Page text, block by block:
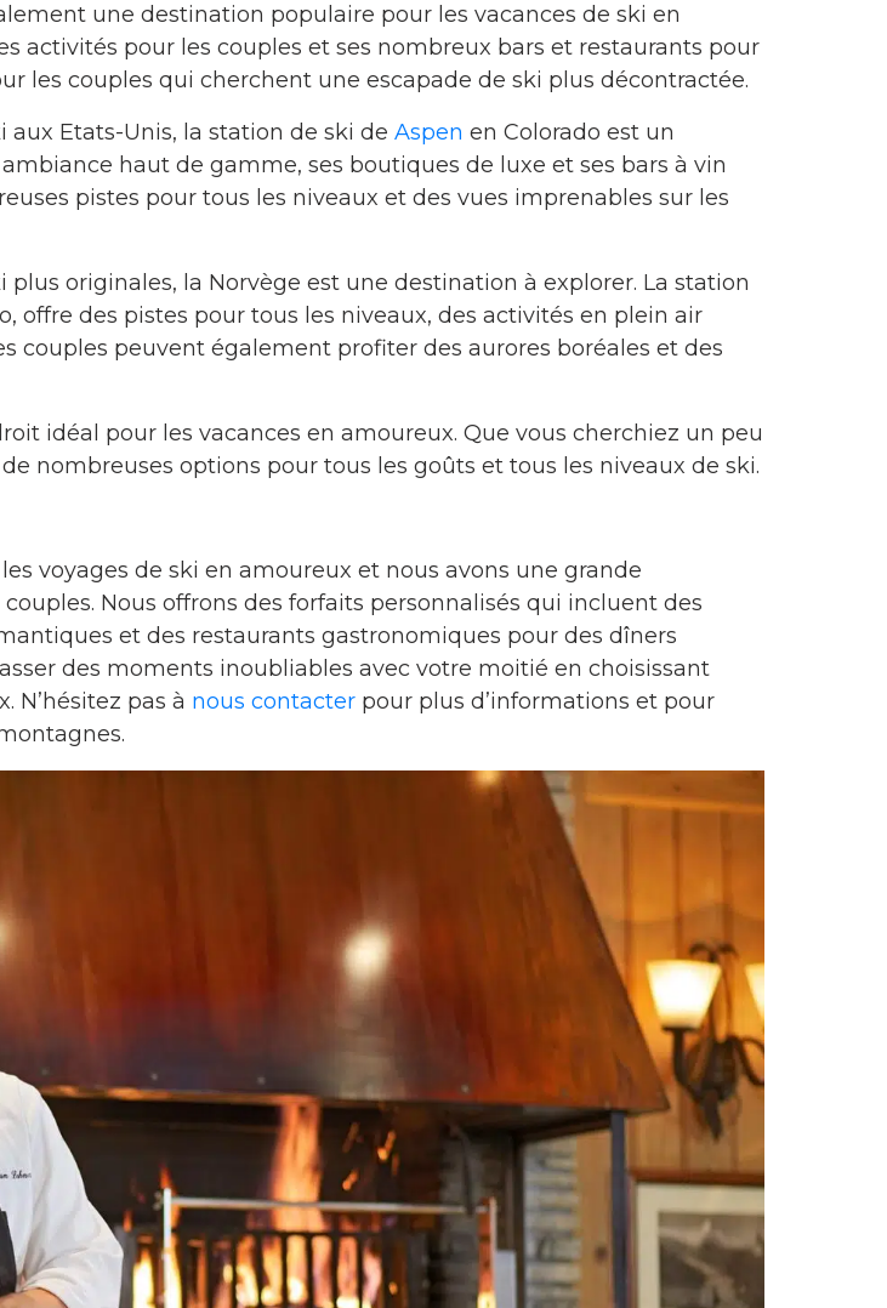
une destination populaire pour les vacances de ski en
activités pour les couples et ses nombreux bars et restaurants pour
les couples qui cherchent une escapade de ski plus décontractée.
Etats-Unis, la station de ski de Aspen en Colorado est un
haut de gamme, ses boutiques de luxe et ses bars à vin
pistes pour tous les niveaux et des vues imprenables sur les
originales, la Norvège est une destination à explorer. La station
offre des pistes pour tous les niveaux, des activités en plein air
couples peuvent également profiter des aurores boréales et des
idéal pour les vacances en amoureux. Que vous cherchiez un peu
nombreuses options pour tous les goûts et tous les niveaux de ski.
voyages de ski en amoureux et nous avons une grande
Nous offrons des forfaits personnalisés qui incluent des
et des restaurants gastronomiques pour des dîners
des moments inoubliables avec votre moitié en choisissant
N’hésitez pas à nous contacterpour plus d’informations et pour